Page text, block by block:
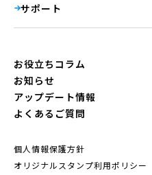
サポート
お役立ちコラム
お知らせ
アップデート情報
よくあるご質問
個人情報保護方針
オリジナルスタンプ利用ポリシー